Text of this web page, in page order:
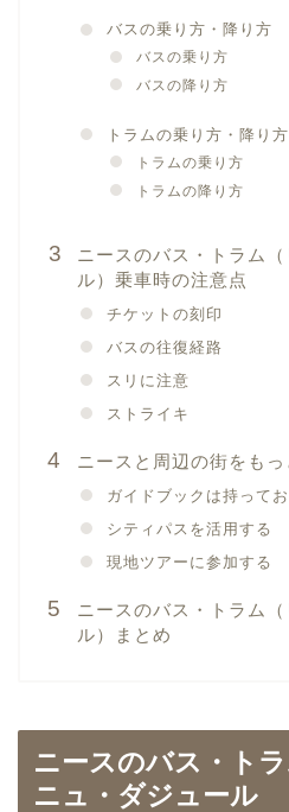
バスの乗り方・降り方
バスの乗り方
バスの降り方
トラムの乗り方・降り方
トラムの乗り方
トラムの降り方
ニースのバス・トラム
ル）乗車時の注意点
チケットの刻印
バスの往復経路
スリに注意
ストライキ
ニースと周辺の街をもっ
ガイドブックは持って
シティパスを活用する
現地ツアーに参加する
ニースのバス・トラム
ル）まとめ
ニースのバス・ト
ニュ・ダジュール